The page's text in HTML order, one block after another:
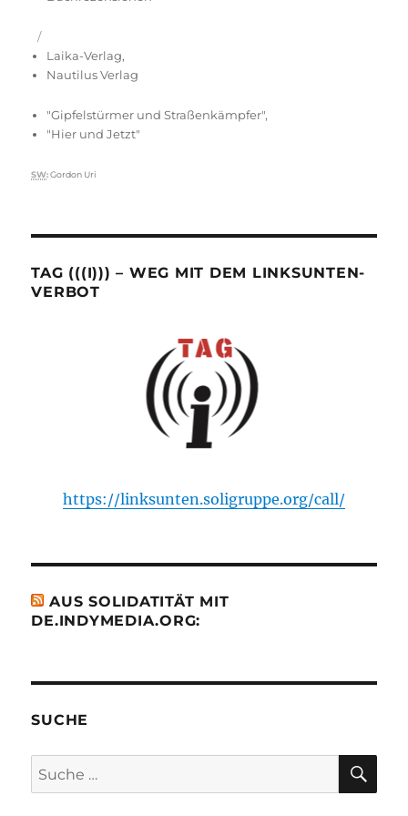
Laika-Verlag,
Nautilus Verlag
"Gipfelstürmer und Straßenkämpfer",
"Hier und Jetzt"
Schlagwörter
SW: Gordon Uri
TAG (((I))) – WEG MIT DEM LINKSUNTEN-
VERBOT
https://linksunten.soligruppe.org/call/
AUS SOLIDATITÄT MIT
DE.INDYMEDIA.ORG:
SUCHE
Suche
nach: